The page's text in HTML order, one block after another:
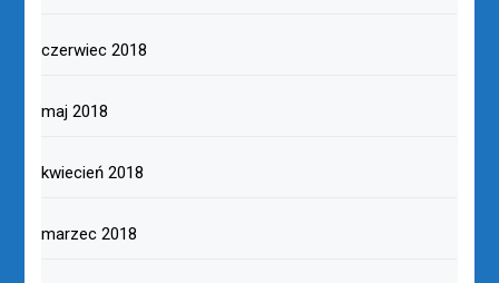
czerwiec 2018
maj 2018
kwiecień 2018
marzec 2018